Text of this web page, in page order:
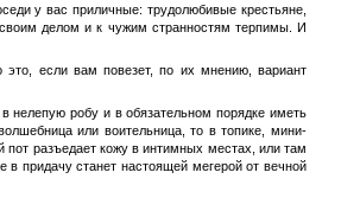
у вас приличные: трудолюбивые крестьяне,
делом и к чужим странностям терпимы. И
если вам повезет, по их мнению, вариант
нелепую робу и в обязательном порядке иметь
или воительница, то в топике, мини-
разъедает кожу в интимных местах, или там
придачу станет настоящей мегерой от вечной